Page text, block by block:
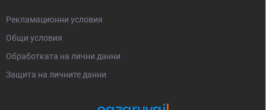
Рекламационни условия
Общи условия
Oбработката на лични данни
Защита на личните данни